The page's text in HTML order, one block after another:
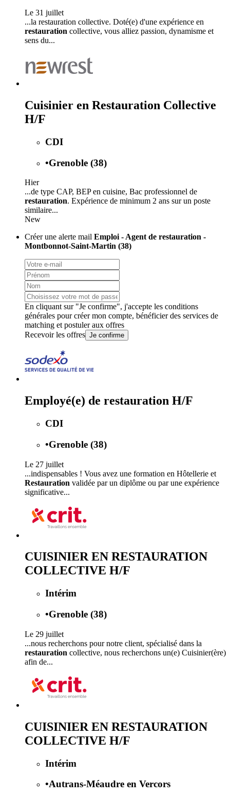
Le 31 juillet
...la restauration collective. Doté(e) d'une expérience en
restauration collective, vous alliez passion, dynamisme et
sens du...
Cuisinier en Restauration Collective
H/F
CDI
•Grenoble (38)
Hier
...de type CAP, BEP en cuisine, Bac professionnel de
restauration. Expérience de minimum 2 ans sur un poste
similaire...
New
Créer une alerte mail Emploi - Agent de restauration -
Montbonnot-Saint-Martin (38)
En cliquant sur "Je confirme", j'accepte les conditions
générales pour créer mon compte, bénéficier des services de
matching et postuler aux offres
Recevoir les offres Je confirme
Employé(e) de restauration H/F
CDI
•Grenoble (38)
Le 27 juillet
...indispensables ! Vous avez une formation en Hôtellerie et
Restauration validée par un diplôme ou par une expérience
significative...
CUISINIER EN RESTAURATION
COLLECTIVE H/F
Intérim
•Grenoble (38)
Le 29 juillet
...nous recherchons pour notre client, spécialisé dans la
restauration collective, nous recherchons un(e) Cuisinier(ère)
afin de...
CUISINIER EN RESTAURATION
COLLECTIVE H/F
Intérim
•Autrans-Méaudre en Vercors